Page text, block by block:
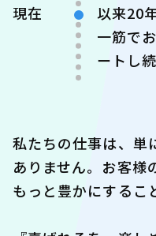
現在
以来20
一筋で
ートし
私たちの仕事は、単
ありません。お客様
もっと豊かにするこ